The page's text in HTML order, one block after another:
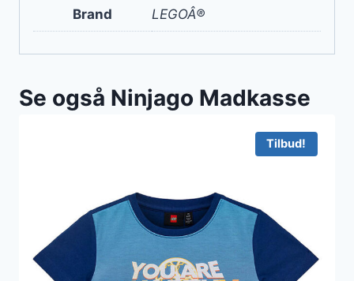
Brand LEGOÂ®
Se også Ninjago Madkasse
Tilbud!